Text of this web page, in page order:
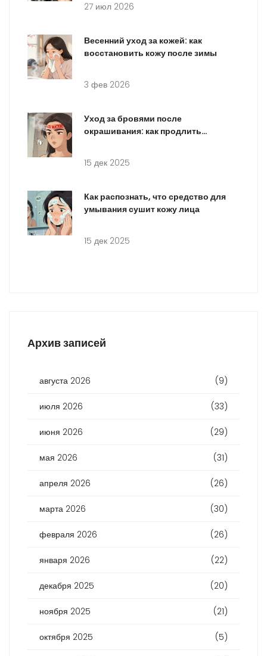
27 июл 2026
Весенний уход за кожей: как
восстановить кожу после зимы
3 фев 2026
Уход за бровями после
окрашивания: как продлить
15 дек 2025
Как распознать, что средство для
умывания сушит кожу лица
15 дек 2025
Архив записей
августа 2026 (9)
июля 2026 (33)
июня 2026 (29)
мая 2026 (31)
апреля 2026 (26)
марта 2026 (30)
февраля 2026 (26)
января 2026 (22)
декабря 2025 (20)
ноября 2025 (21)
октября 2025 (5)